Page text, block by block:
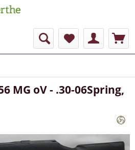
MG oV - .30-06Spring,